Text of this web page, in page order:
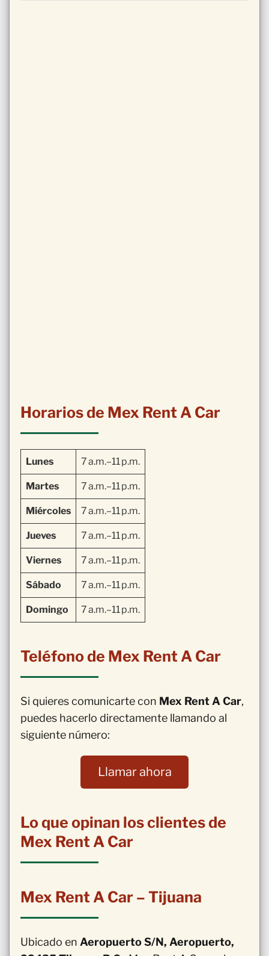
Horarios de Mex Rent A Car
Lunes 7 a.m.–11 p.m.
Martes 7 a.m.–11 p.m.
Miércoles 7 a.m.–11 p.m.
Jueves 7 a.m.–11 p.m.
Viernes 7 a.m.–11 p.m.
Sábado 7 a.m.–11 p.m.
Domingo 7 a.m.–11 p.m.
Teléfono de Mex Rent A Car
Si quieres comunicarte con Mex Rent A Car,
puedes hacerlo directamente llamando al
siguiente número:
Llamar ahora
Lo que opinan los clientes de
Mex Rent A Car
Mex Rent A Car – Tijuana
Ubicado en Aeropuerto S/N, Aeropuerto,